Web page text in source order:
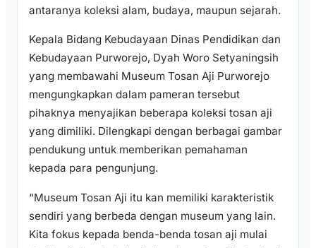
antaranya koleksi alam, budaya, maupun sejarah.
Kepala Bidang Kebudayaan Dinas Pendidikan dan
Kebudayaan Purworejo, Dyah Woro Setyaningsih
yang membawahi Museum Tosan Aji Purworejo
mengungkapkan dalam pameran tersebut
pihaknya menyajikan beberapa koleksi tosan aji
yang dimiliki. Dilengkapi dengan berbagai gambar
pendukung untuk memberikan pemahaman
kepada para pengunjung.
“Museum Tosan Aji itu kan memiliki karakteristik
sendiri yang berbeda dengan museum yang lain.
Kita fokus kepada benda-benda tosan aji mulai